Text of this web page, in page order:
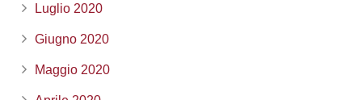
Luglio 2020
Giugno 2020
Maggio 2020